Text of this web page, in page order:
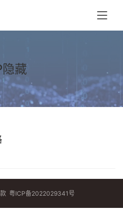
隐藏
粤ICP备2022029341号